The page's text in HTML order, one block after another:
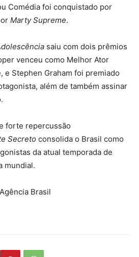
Comédia foi conquistado por
Marty Supreme.
saiu com dois prêmios
venceu como Melhor Ator
e Stephen Graham foi premiado
além de também assinar
forte repercussão
Secreto consolida o Brasil como
da atual temporada de
mundial.
Brasil